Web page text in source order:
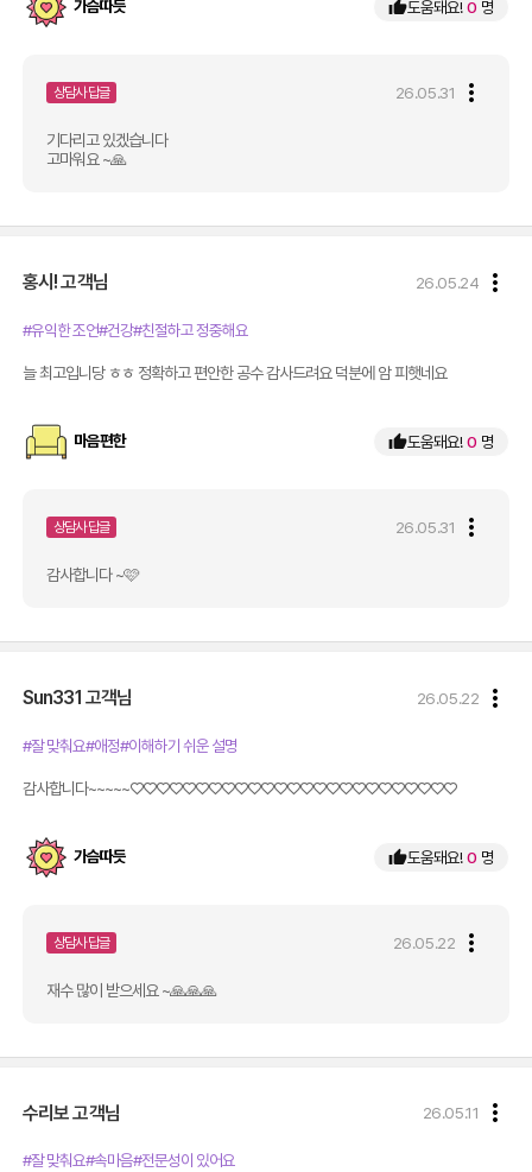
가슴따듯 thumb_up도움돼요! 0 명
상담사 답글 26.05.31 more_vert
기다리고 있겠습니다
고마워요 ~🙏
홍시!고객님 26.05.24 more_vert
#유익한 조언#건강#친절하고 정중해요
늘 최고입니당 ㅎㅎ 정확하고 편안한 공수 감사드려요 덕분에 암 피햇네요
마음편한 thumb_up도움돼요! 0 명
상담사 답글 26.05.31 more_vert
감사합니다 ~🩷
Sun331 고객님 26.05.22 more_vert
#잘 맞춰요#애정#이해하기 쉬운 설명
감사합니다~~~~~♡♡♡♡♡♡♡♡♡♡♡♡♡♡♡♡♡♡♡♡♡♡♡♡♡
가슴따듯 thumb_up도움돼요! 0 명
상담사 답글 26.05.22 more_vert
재수 많이 받으세요 ~🙏🙏🙏
수리보고객님 26.05.11 more_vert
#잘 맞춰요#속마음#전문성이 있어요